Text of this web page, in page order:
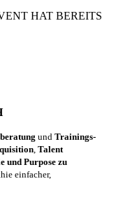
HAT BEREITS
und Trainings-
, Talent
und Purpose zu
einfacher,